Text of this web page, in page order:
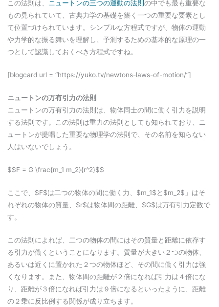
この法則は、 ニュートンの三つの運動の法則 の中でも最も重要な
もの見られていて、古典力学の基礎を築く一つの重要な要素とし
て位置づけられています。シンプルな方程式ですが、物体の運動
や力学的な振る舞いを理解し、予測するための基本的な原理の一
つとして認識しておくべき方程式ですね。
[blogcard url = “https://yuko.tv/newtons-laws-of-motion/”]
ニュートンの万有引力の法則
ニュートンの万有引力の法則は、物体同士の間に働く引力を説明
する法則です。この法則は重力の法則としても知られており、ニ
ュートンが提唱した重要な物理学の法則で、その名前を知らない
人はいないでしょう。
$$F = G \frac{m_1 m_2}{r^2}$$
ここで、$F$は二つの物体の間に働く力、$m_1$と$m_2$」はそ
れぞれの物体の質量、$r$は物体間の距離、$G$は万有引力定数で
す。
この法則によれば、二つの物体の間にはその質量と距離に依存す
る引力が働くということになります。質量が大きい２つの物体、
あるいは近くに置かれた２つの物体ほど、その間に働く引力は強
くなります。また、物体間の距離が２倍になれば引力は４倍にな
り、距離が３倍になれば引力は９倍になるといったように、距離
の２乗に反比例する関係が成り立ちます。